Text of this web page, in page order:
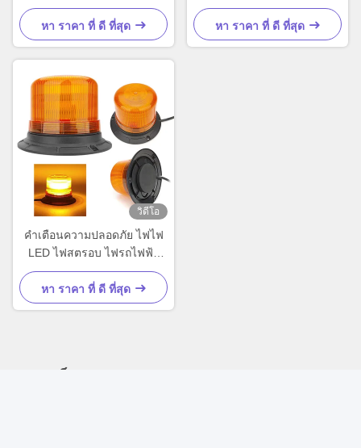
ต้องการ
หา ราคา ที่ ดี ที่สุด
สามารถชาร์จใหม่ได้ แอม
เบอร์
หา ราคา ที่ ดี ที่สุด
วิดีโอ
คําเตือนความปลอดภัย ไฟไฟ
LED ไฟสตรอบ ไฟรถไฟฟ้า
อุปกรณ์เสริมสําหรับรถยก
หา ราคา ที่ ดี ที่สุด